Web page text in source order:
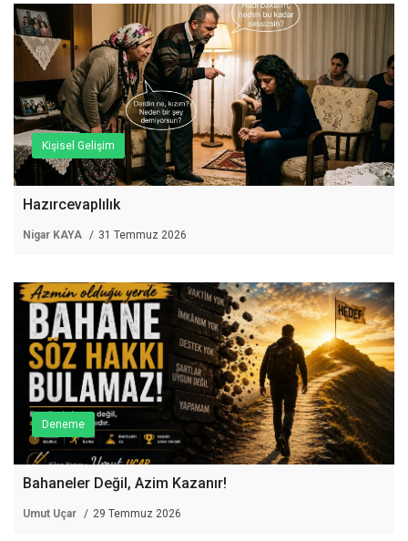
Kişisel Gelişim
Hazırcevaplılık
Nigar KAYA 31 Temmuz 2026
Deneme
Bahaneler Değil, Azim Kazanır!
Umut Uçar 29 Temmuz 2026